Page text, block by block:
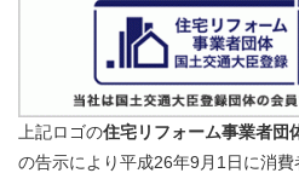
上記ロゴの住宅リフォーム事業者団
の告示により平成26年9月1日に消